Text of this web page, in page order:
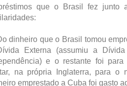
que o Brasil fez junto
dinheiro que o Brasil tomou
Externa (assumiu a
e o restante foi para
na própria Inglaterra, para o
emprestado a Cuba foi gasto